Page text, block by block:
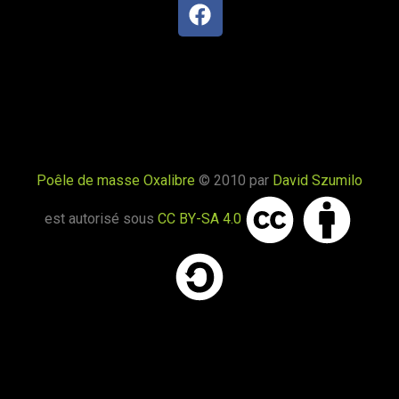
Valleraugue 30570
Corbel 73160
Poêle de masse Oxalibre © 2010 par David Szumilo
est autorisé sous CC BY-SA 4.0